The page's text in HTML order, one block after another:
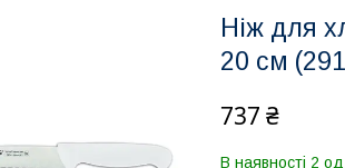
Ніж для
20 см
737 ₴
В наявності 2